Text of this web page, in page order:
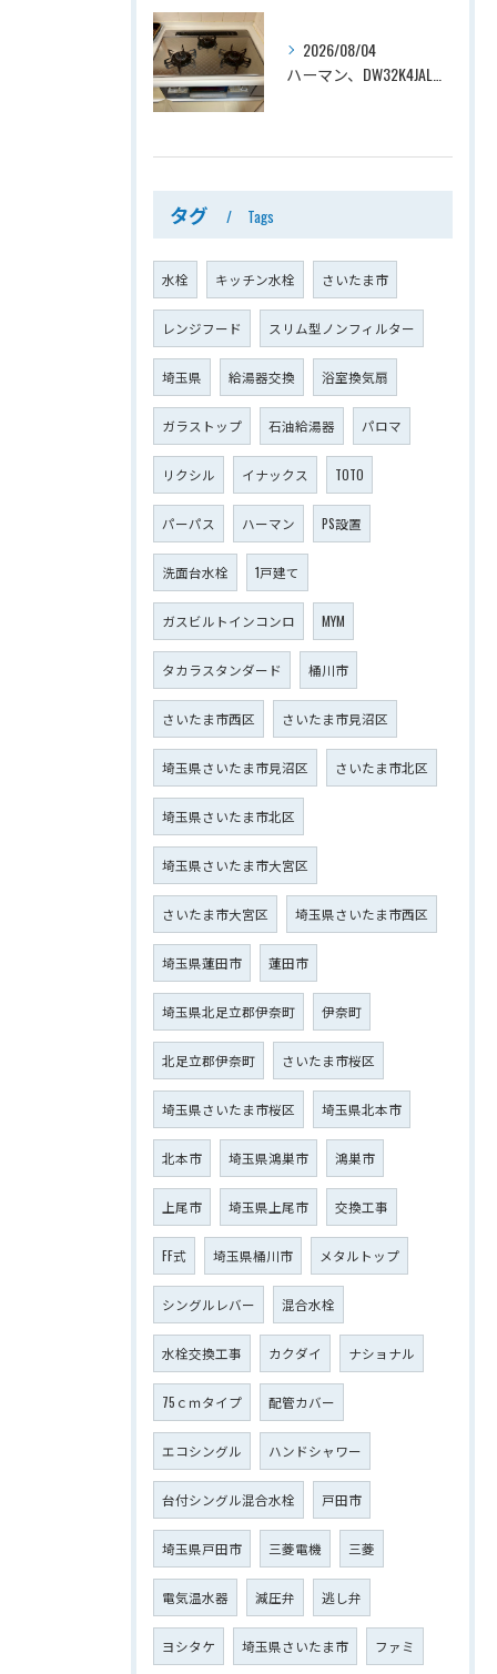
2026/08/04
タグ Tags
水栓 キッチン水栓 さいたま市
レンジフード スリム型ノンフィルター
埼玉県 給湯器交換 浴室換気扇
ガラストップ 石油給湯器 パロマ
リクシル イナックス TOTO
パーパス ハーマン PS設置
洗面台水栓 1戸建て
ガスビルトインコンロ MYM
タカラスタンダード 桶川市
さいたま市西区 さいたま市見沼区
埼玉県さいたま市見沼区 さいたま市北区
埼玉県さいたま市北区
埼玉県さいたま市大宮区
さいたま市大宮区 埼玉県さいたま市西区
埼玉県蓮田市 蓮田市
埼玉県北足立郡伊奈町 伊奈町
北足立郡伊奈町 さいたま市桜区
埼玉県さいたま市桜区 埼玉県北本市
北本市 埼玉県鴻巣市 鴻巣市
上尾市 埼玉県上尾市 交換工事
FF式 埼玉県桶川市 メタルトップ
シングルレバー 混合水栓
水栓交換工事 カクダイ ナショナル
75ｃｍタイプ 配管カバー
エコシングル ハンドシャワー
台付シングル混合水栓 戸田市
埼玉県戸田市 三菱電機 三菱
電気温水器 減圧弁 逃し弁
ヨシタケ 埼玉県さいたま市 ファミ